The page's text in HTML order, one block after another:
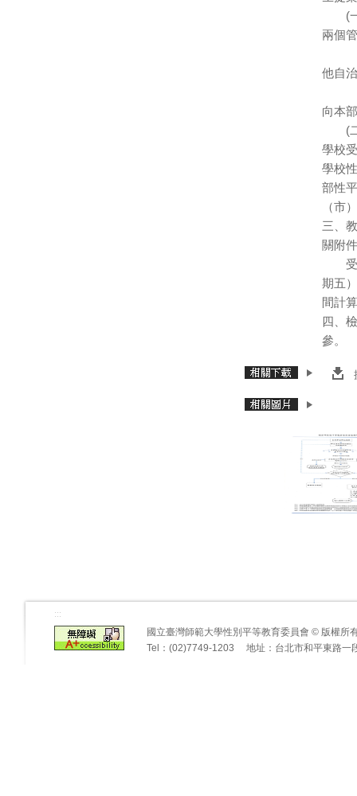
(一)
兩個
他自
向本
(二)
學校
學校
部性
（市
三、
關附
受理
期五
間計
四、
參。
:::
國立臺灣師範大學性別平等教育委員會 © 版權
Tel：(02)7749-1203 地址：台北市和平東路一